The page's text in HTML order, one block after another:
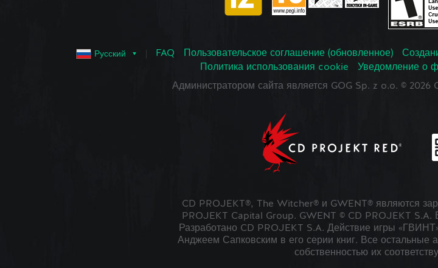
Русский FAQ Пользовательское соглашение (обновленное)
Политика использования cookie
Уведомление о
Администратором сайта является GOG Sp. z o.o. ©
CD PROJEKT®, The Witcher® и GWENT® являются
PROJEKT Capital Group. GWENT © CD PROJEKT S.A.
Разработано CD PROJEKT S.A. Действие игры
Анджеем Сапковским в его серии книг. Все остальные
собственностью их